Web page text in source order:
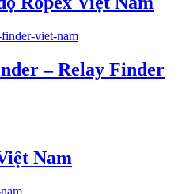
– Relay Finder
Nam